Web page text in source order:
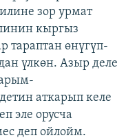
зор урмат
кыргыз
тараптан өнүгүп-
үлкөн. Азыр деле
аткарып келе
эле орусча
деп ойлойм.